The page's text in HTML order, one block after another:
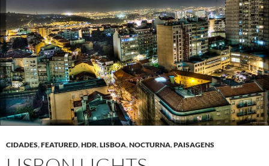
CIDADES,FEATURED,HDR,LISBOA,NOCTURNA,PAISAGENS